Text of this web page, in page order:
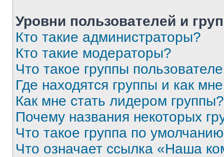
Уровни пользователей и
Кто такие администраторы?
Кто такие модераторы?
Что такое группы
Где находятся группы и как
Как мне стать лидером группы?
Почему названия некоторых
Что такое группа по
Что означает ссылка «Наша